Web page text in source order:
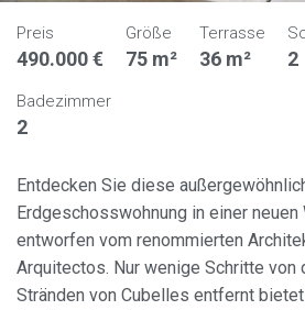
Preis
490.000 €
Größe
75 m²
Terrasse
36 m² 2
Badezimmer
2
Entdecken Sie diese
Erdgeschosswohnung in einer neuen
entworfen vom renommierten
Arquitectos. Nur wenige Schritte von
Stränden von Cubelles entfernt